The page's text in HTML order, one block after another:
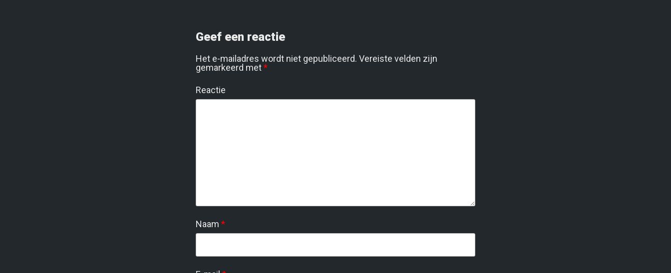
Geef een reactie
Het e-mailadres wordt niet gepubliceerd. Vereiste velden zijn
gemarkeerd met*
Reactie
Naam *